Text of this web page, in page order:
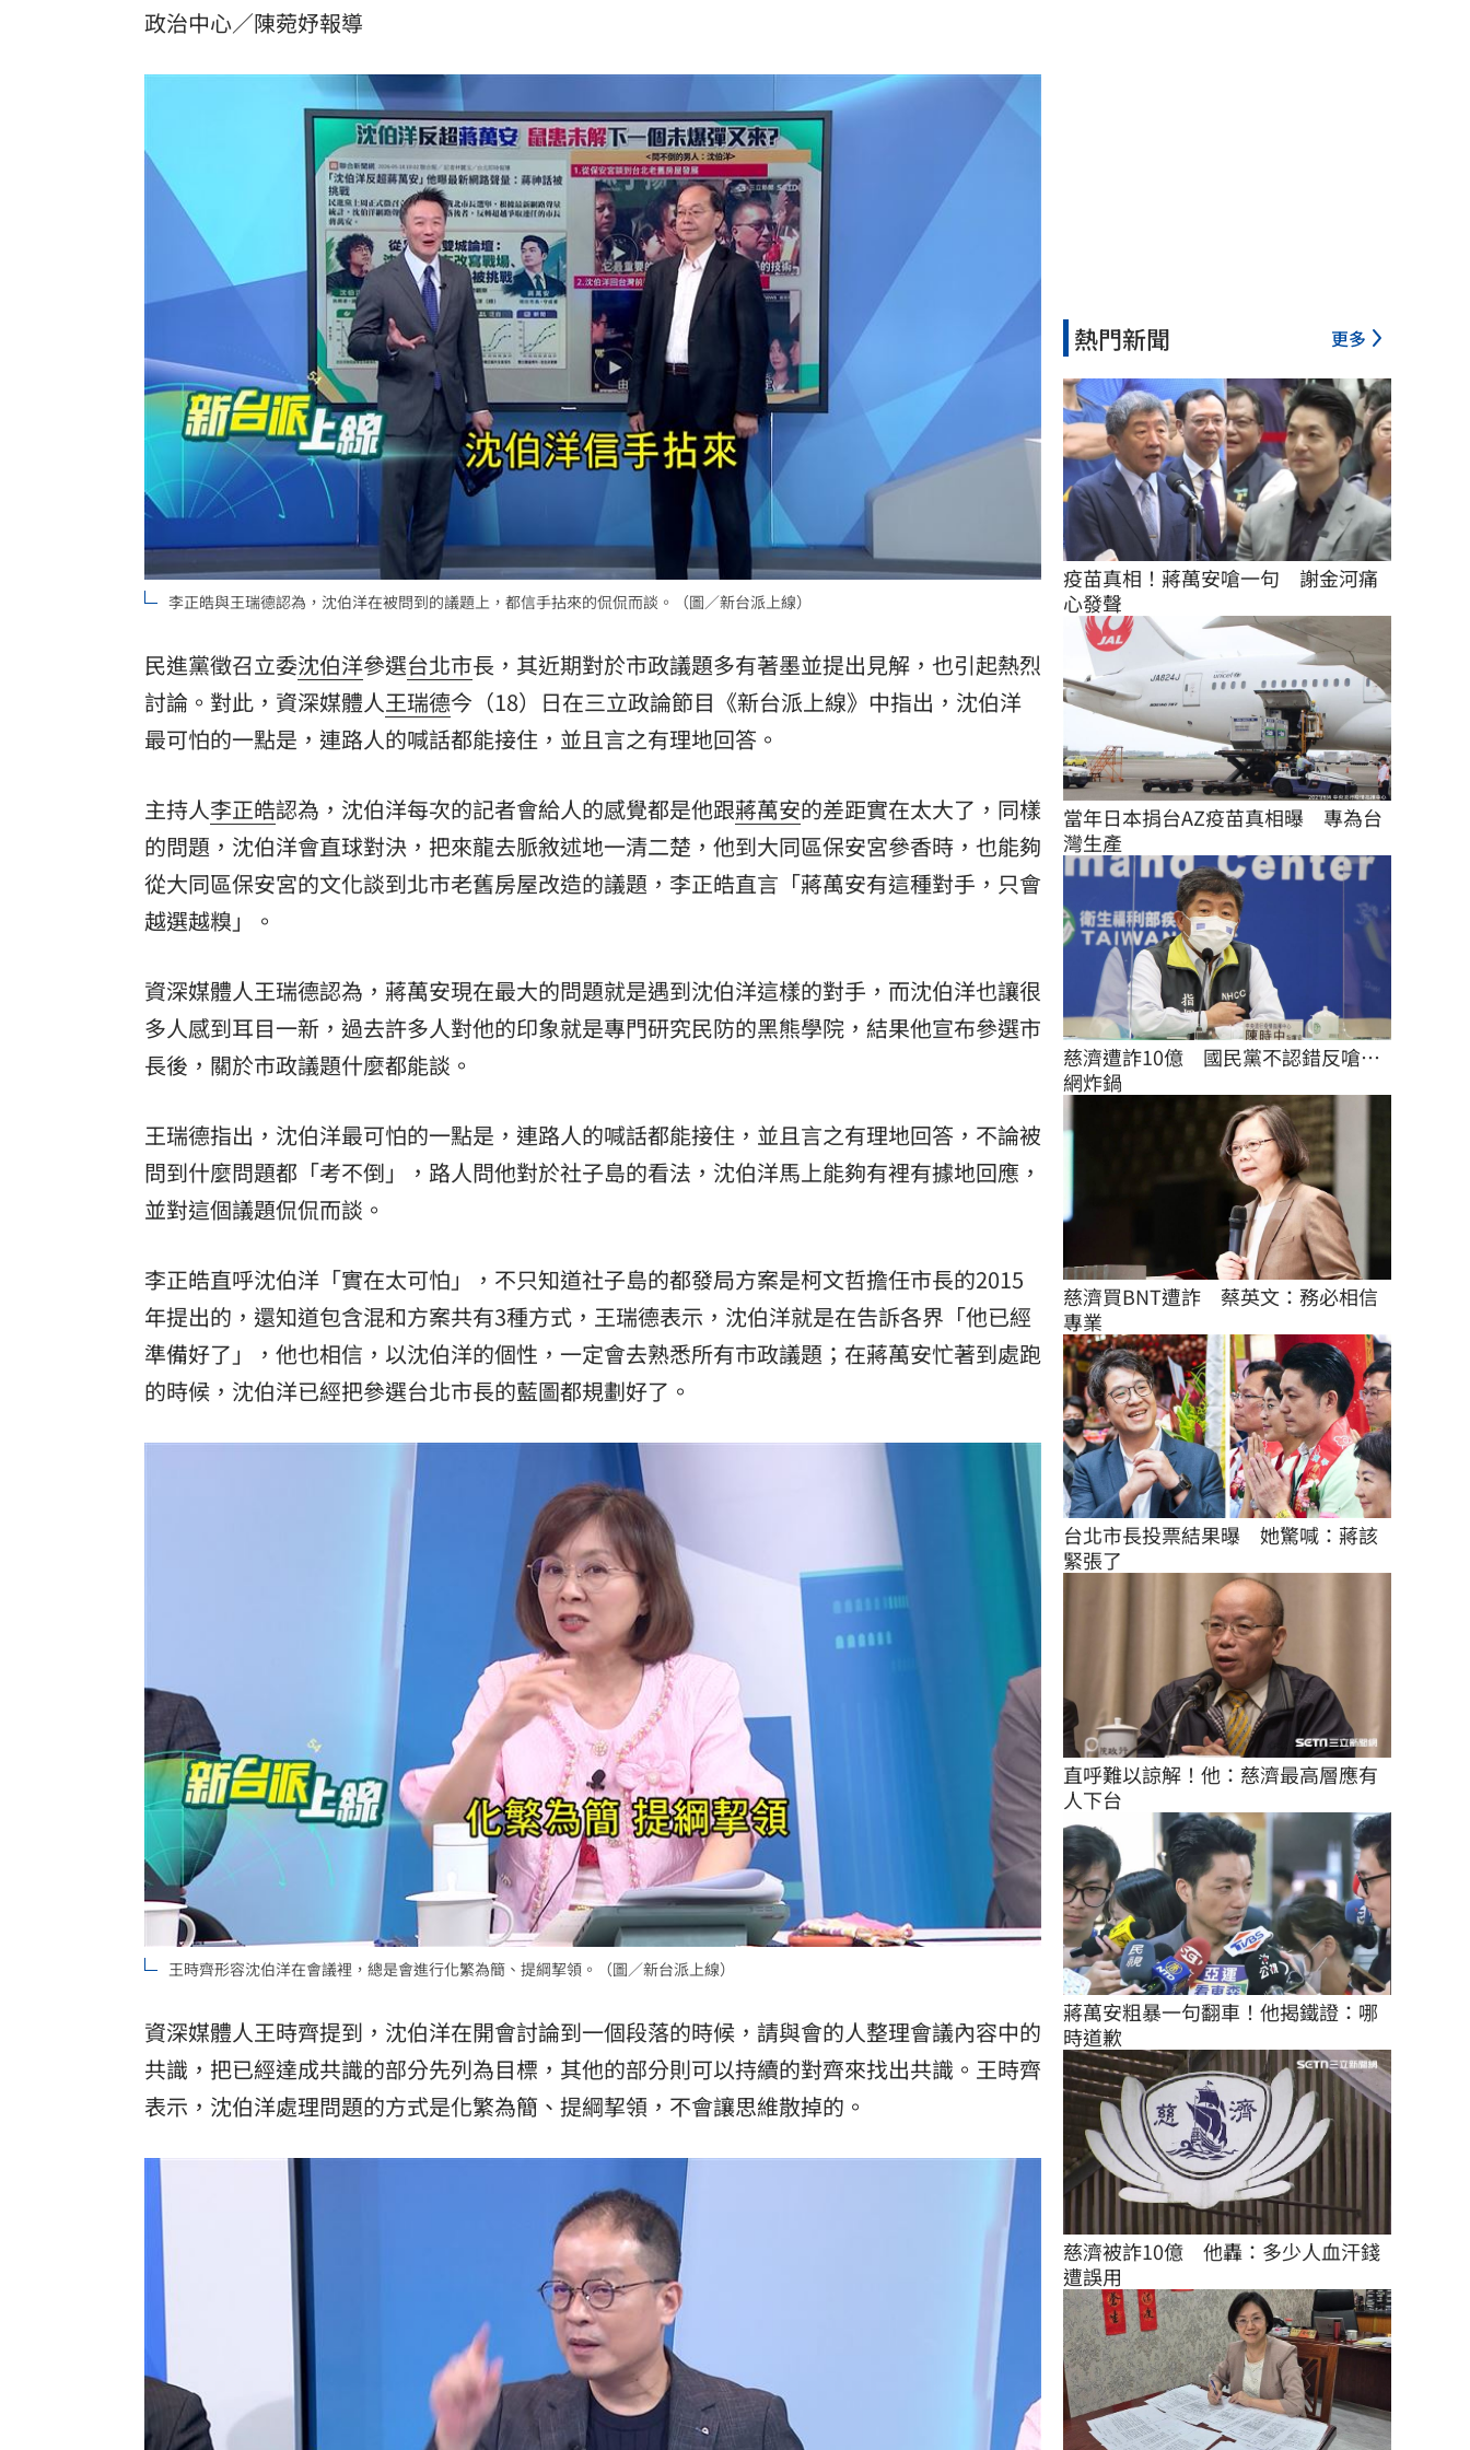
8國球員齊聚高雄 Formosa 7s掀足球熱潮
理想混蛋號召粉絲跨海追星吃美食！
政治中心／陳菀妤報導
李正皓與王瑞德認為，沈伯洋在被問到的議題上，都信手拈來的侃侃而談。（圖／新台派上線）
民進黨徵召立委沈伯洋參選台北市長，其近期對於市政議題多有著墨並提出見解，也引起熱烈
討論。對此，資深媒體人王瑞德今（18）日在三立政論節目《新台派上線》中指出，沈伯洋
最可怕的一點是，連路人的喊話都能接住，並且言之有理地回答。
主持人李正皓認為，沈伯洋每次的記者會給人的感覺都是他跟蔣萬安的差距實在太大了，同樣
的問題，沈伯洋會直球對決，把來龍去脈敘述地一清二楚，他到大同區保安宮參香時，也能夠
從大同區保安宮的文化談到北市老舊房屋改造的議題，李正皓直言「蔣萬安有這種對手，只會
越選越糗」。
資深媒體人王瑞德認為，蔣萬安現在最大的問題就是遇到沈伯洋這樣的對手，而沈伯洋也讓很
多人感到耳目一新，過去許多人對他的印象就是專門研究民防的黑熊學院，結果他宣布參選市
長後，關於市政議題什麼都能談。
王瑞德指出，沈伯洋最可怕的一點是，連路人的喊話都能接住，並且言之有理地回答，不論被
問到什麼問題都「考不倒」，路人問他對於社子島的看法，沈伯洋馬上能夠有裡有據地回應，
並對這個議題侃侃而談。
李正皓直呼沈伯洋「實在太可怕」，不只知道社子島的都發局方案是柯文哲擔任市長的2015
年提出的，還知道包含混和方案共有3種方式，王瑞德表示，沈伯洋就是在告訴各界「他已經
準備好了」，他也相信，以沈伯洋的個性，一定會去熟悉所有市政議題；在蔣萬安忙著到處跑
的時候，沈伯洋已經把參選台北市長的藍圖都規劃好了。
王時齊形容沈伯洋在會議裡，總是會進行化繁為簡、提綱挈領。（圖／新台派上線）
資深媒體人王時齊提到，沈伯洋在開會討論到一個段落的時候，請與會的人整理會議內容中的
共識，把已經達成共識的部分先列為目標，其他的部分則可以持續的對齊來找出共識。王時齊
表示，沈伯洋處理問題的方式是化繁為簡、提綱挈領，不會讓思維散掉的。
熱門新聞 更多
疫苗真相！蔣萬安嗆一句　謝金河痛
心發聲
當年日本捐台AZ疫苗真相曝　專為台
灣生產
慈濟遭詐10億　國民黨不認錯反嗆⋯
網炸鍋
慈濟買BNT遭詐　蔡英文：務必相信
專業
台北市長投票結果曝　她驚喊：蔣該
緊張了
直呼難以諒解！他：慈濟最高層應有
人下台
蔣萬安粗暴一句翻車！他揭鐵證：哪
時道歉
慈濟被詐10億　他轟：多少人血汗錢
遭誤用